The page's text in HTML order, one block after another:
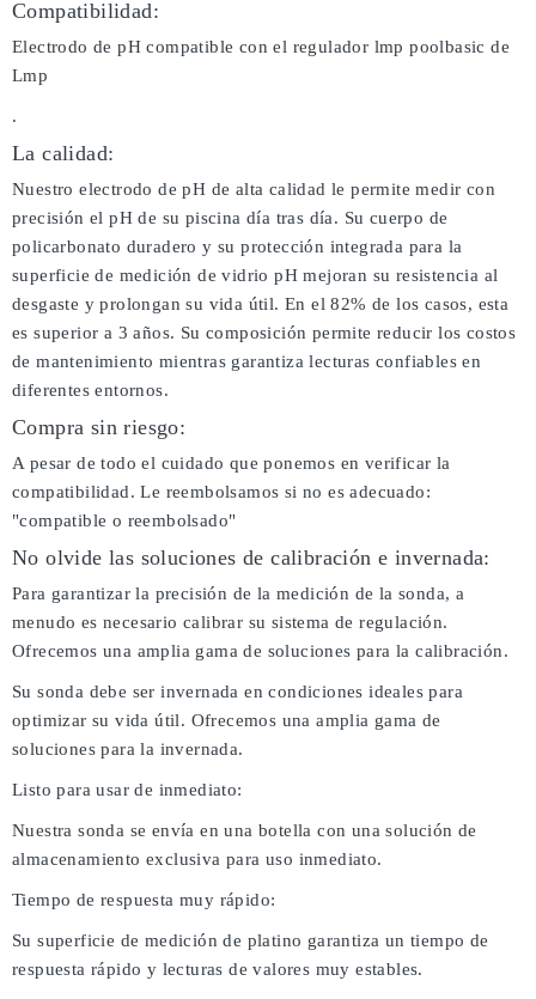
Compatibilidad:
Electrodo de pH compatible con el regulador lmp poolbasic de
Lmp
.
La calidad:
Nuestro electrodo de pH de alta calidad le permite medir con
precisión el pH de su piscina día tras día. Su cuerpo de
policarbonato duradero y su protección integrada para la
superficie de medición de vidrio pH mejoran su resistencia al
desgaste y prolongan su vida útil. En el 82% de los casos, esta
es superior a 3 años. Su composición permite reducir los costos
de mantenimiento mientras garantiza lecturas confiables en
diferentes entornos.
Compra sin riesgo:
A pesar de todo el cuidado que ponemos en verificar la
compatibilidad. Le reembolsamos si no es adecuado:
"compatible o reembolsado"
No olvide las soluciones de calibración e invernada:
Para garantizar la precisión de la medición de la sonda, a
menudo es necesario calibrar su sistema de regulación.
Ofrecemos una amplia gama de soluciones para la calibración.
Su sonda debe ser invernada en condiciones ideales para
optimizar su vida útil. Ofrecemos una amplia gama de
soluciones para la invernada.
Listo para usar de inmediato:
Nuestra sonda se envía en una botella con una solución de
almacenamiento exclusiva para uso inmediato.
Tiempo de respuesta muy rápido:
Su superficie de medición de platino garantiza un tiempo de
respuesta rápido y lecturas de valores muy estables.